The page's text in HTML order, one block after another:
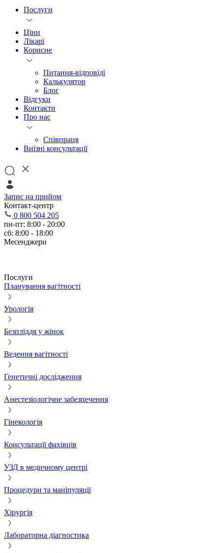
Послуги
Ціни
Лікарі
Корисне
Питання-відповіді
Калькулятор
Блог
Відгуки
Контакти
Про нас
Співпраця
Виїзні консультації
Запис на прийом
Контакт-центр
0 800 504 205
пн-пт: 8:00 - 20:00
сб: 8:00 - 18:00
Месенджери
Послуги
Планування вагітності
Урологія
Безпліддя у жінок
Ведення вагітності
Генетичні дослідження
Анестезіологічне забезпечення
Гінекологія
Консультації фахівців
УЗД в медичному центрі
Процедури та маніпуляції
Хірургія
Лабораторна діагностика